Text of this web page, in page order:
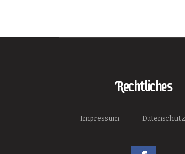
Rechtliches
Impressum Datenschutz